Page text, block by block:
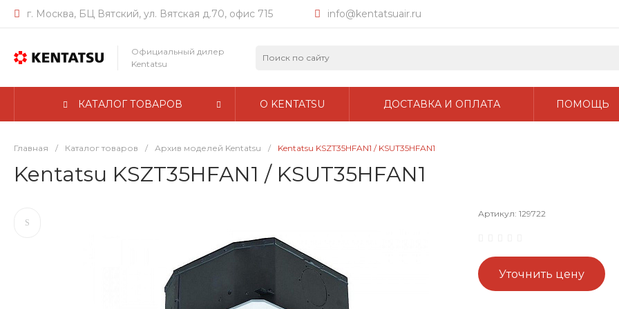
г. Москва, БЦ Вятский, ул. Вятская д.70, офис 715 info@kentatsuair.ru
Официальный дилер
Kentatsu
КАТАЛОГ ТОВАРОВ О KENTATSU ДОСТАВКА И ОПЛАТА ПОМОЩЬ
Главная / Каталог товаров / Архив моделей Kentatsu / Kentatsu KSZT35HFAN1 / KSUT35HFAN1
Kentatsu KSZT35HFAN1 / KSUT35HFAN1
Артикул: 129722
Уточнить цену